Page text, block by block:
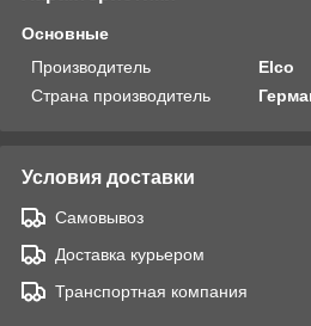
Основные
Производитель
Elco
Страна производитель
Условия доставки
Самовывоз
Доставка курьером
Транспортная компания